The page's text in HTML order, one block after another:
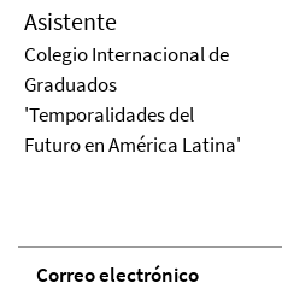
Asistente
Colegio Internacional de
Graduados
'Temporalidades del
Futuro en América Latina'
Correo electrónico